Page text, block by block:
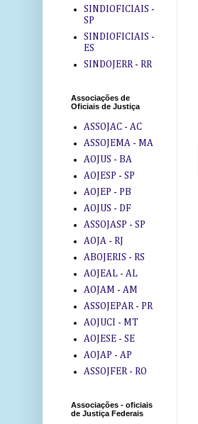
SINDIOFICIAIS -
SP
SINDIOFICIAIS -
ES
SINDOJERR - RR
Associações de
Oficiais de Justiça
ASSOJAC - AC
ASSOJEMA - MA
AOJUS - BA
AOJESP - SP
AOJEP - PB
AOJUS - DF
ASSOJASP - SP
AOJA - RJ
ABOJERIS - RS
AOJEAL - AL
AOJAM - AM
ASSOJEPAR - PR
AOJUCI - MT
AOJESE - SE
AOJAP - AP
ASSOJFER - RO
Associações - oficiais
de Justiça Federais